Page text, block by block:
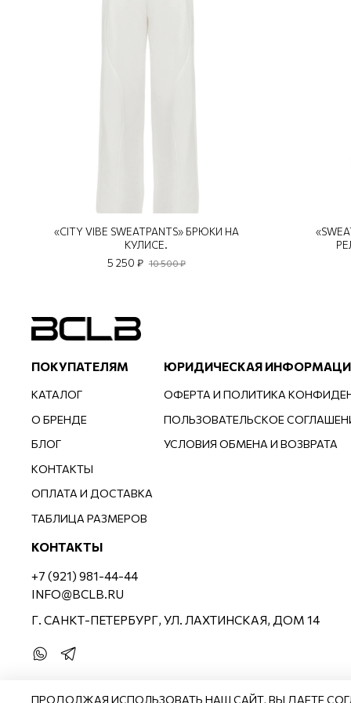
«CITY VIBE SWEATPANTS» БРЮКИ НА
КУЛИСЕ.
5 250 ₽ 10 500 ₽
ПОКУПАТЕЛЯМ
КАТАЛОГ
О БРЕНДЕ
БЛОГ
КОНТАКТЫ
ОПЛАТА И ДОСТАВКА
ТАБЛИЦА РАЗМЕРОВ
ЮРИДИЧЕСКАЯ
ОФЕРТА И ПОЛИТИКА
ПОЛЬЗОВАТЕЛЬСКОЕ
УСЛОВИЯ ОБМЕНА И ВОЗВРАТА
КОНТАКТЫ
+7 (921) 981-44-44
INFO@BCLB.RU
Г. САНКТ-ПЕТЕРБУРГ, УЛ. ЛАХТИНСКАЯ, ДОМ 14
ПРОДОЛЖАЯ ИСПОЛЬЗОВАТЬ НАШ САЙТ, ВЫ ДАЕТЕ